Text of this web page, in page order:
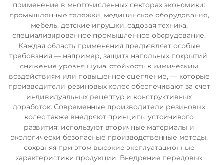
применение в многочисленных секторах экономики:
промышленные тележки, медицинское оборудование,
мебель, детские игрушки, садовая техника,
специализированное промышленное оборудование.
Каждая область применения предъявляет особые
требования — например, защита напольных покрытий,
снижение уровня шума, стойкость к химическим
воздействиям или повышенное сцепление, — которые
производители резиновых колес обеспечивают за счёт
индивидуальных рецептур и конструктивных
доработок. Современные производители резиновых
колес также внедряют принципы устойчивого
развития: используют вторичные материалы и
экологически безопасные производственные методы,
сохраняя при этом высокие эксплуатационные
характеристики продукции. Внедрение передовых